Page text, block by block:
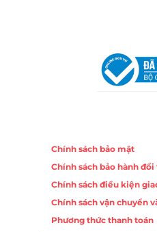
Chính sách bảo mật
Chính sách bảo hành đổi
Chính sách điều kiện
Chính sách vận chuyển
Phương thức thanh toán